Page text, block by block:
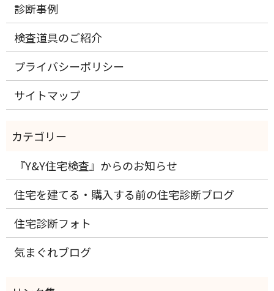
診断事例
検査道具のご紹介
プライバシーポリシー
サイトマップ
『Y&Y住宅検査』からのお知らせ
住宅を建てる・購入する前の住宅診断ブログ
住宅診断フォト
気まぐれブログ